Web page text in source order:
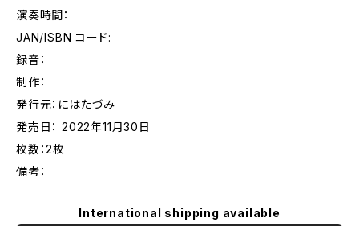
演奏時間：
JAN/ISBN コード:
録音：
制作：
発行元：にはたづみ
発売日： 2022年11月30日
枚数：2枚
備考：
International shipping available